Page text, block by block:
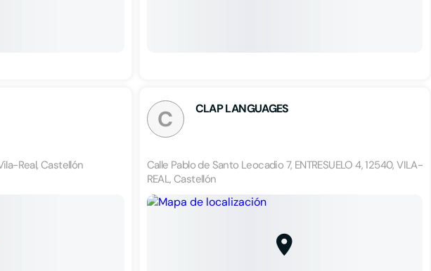
Real, Castellón
C CLAP LANGUAGES
Calle Pablo de Santo Leocadio 7, ENTRESUELO 4, 12540, VILA-
REAL, Castellón